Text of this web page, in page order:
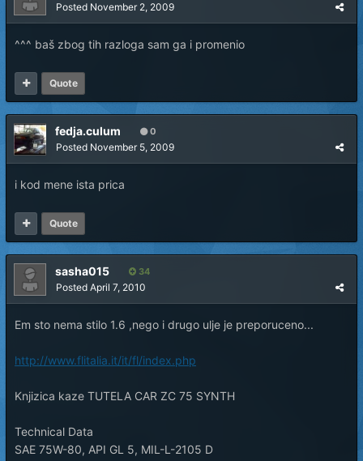
Posted November 2, 2009
^^^ baš zbog tih razloga sam ga i promenio
Quote
fedja.culum 0
Posted November 5, 2009
i kod mene ista prica
Quote
sasha015 34
Posted April 7, 2010
Em sto nema stilo 1.6 ,nego i drugo ulje je preporuceno...
http://www.flitalia.it/it/fl/index.php
Knjizica kaze TUTELA CAR ZC 75 SYNTH
Technical Data
SAE 75W-80, API GL 5, MIL-L-2105 D